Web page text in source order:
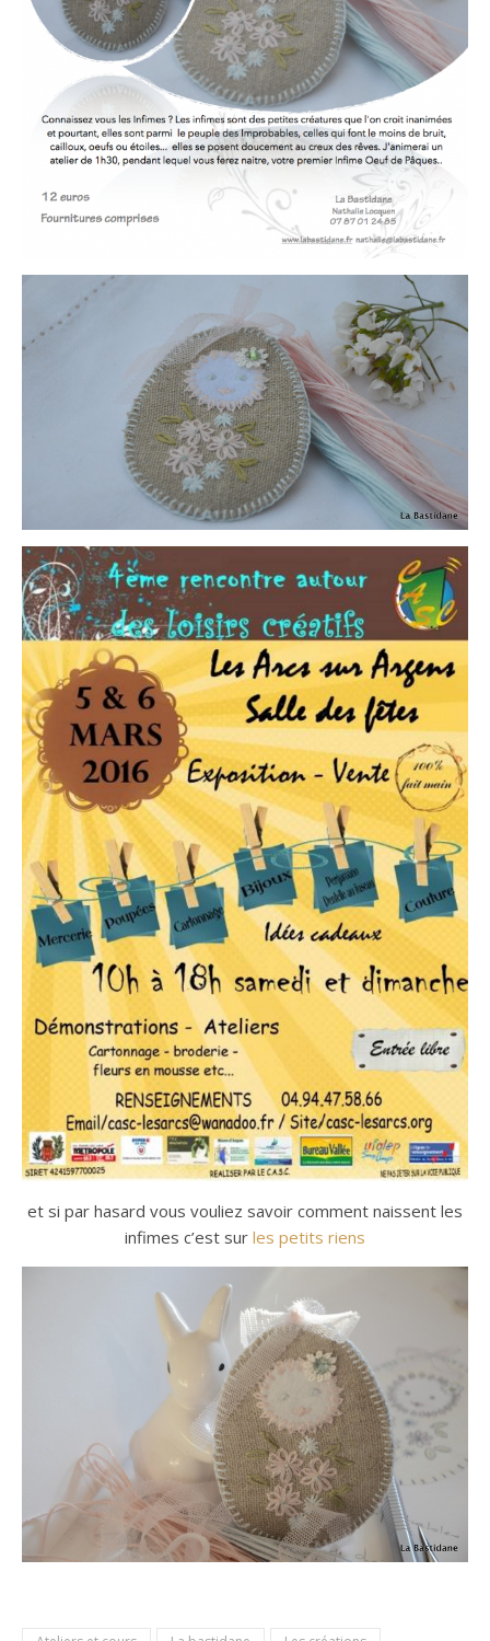
et si par hasard vous vouliez savoir comment naissent les
infimes c’est sur les petits riens